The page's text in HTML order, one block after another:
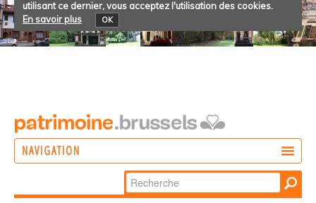
utilisant ce dernier, vous acceptez l'utilisation des cookies.
En savoir plus
OK
NAVIGATION
Chercher par
Recherche